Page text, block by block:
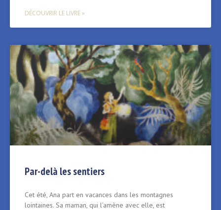
DÉCOUVRIR LE LIVRE »
Par-delà les sentiers
Cet été, Ana part en vacances dans les montagnes
lointaines. Sa maman, qui l’amène avec elle, est